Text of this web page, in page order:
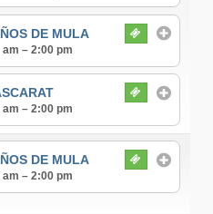
DE MULA
– 2:00 pm
– 2:00 pm
DE MULA
– 2:00 pm